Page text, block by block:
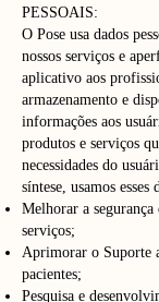
PESSOAIS:
O Pose usa dados
nossos serviços e
aplicativo aos
armazenamento e
informações aos
produtos e serviços
necessidades do
síntese, usamos esses
Melhorar a segurança
serviços;
Aprimorar o Suporte
pacientes;
Pesquisa e